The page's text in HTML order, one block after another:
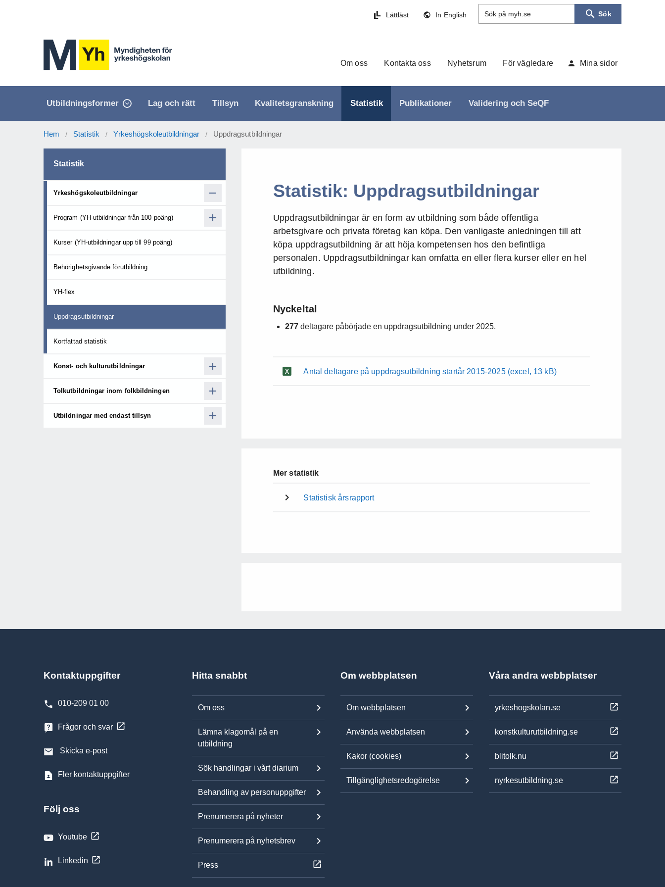
Lättläst In English Sök på myh.se Sök
Om oss Kontakta oss Nyhetsrum För vägledare Mina sidor
Utbildningsformer Lag och rätt Tillsyn Kvalitetsgranskning Statistik Publikationer Validering och SeQF
Hem / Statistik / Yrkeshögskoleutbildningar / Uppdragsutbildningar
Statistik: Uppdragsutbildningar
Uppdragsutbildningar är en form av utbildning som både offentliga
arbetsgivare och privata företag kan köpa. Den vanligaste anledningen till att
köpa uppdragsutbildning är att höja kompetensen hos den befintliga
personalen. Uppdragsutbildningar kan omfatta en eller flera kurser eller en hel
utbildning.
Nyckeltal
277 deltagare påbörjade en uppdragsutbildning under 2025.
Antal deltagare på uppdragsutbildning startår 2015-2025 (excel, 13 kB)
Mer statistik
Statistisk årsrapport
Statistik
Yrkeshögskoleutbildningar
Program (YH-utbildningar från 100 poäng)
Kurser (YH-utbildningar upp till 99 poäng)
Behörighetsgivande förutbildning
YH-flex
Uppdragsutbildningar
Kortfattad statistik
Konst- och kulturutbildningar
Tolkutbildningar inom folkbildningen
Utbildningar med endast tillsyn
Kontaktuppgifter
010-209 01 00
Frågor och svar
Skicka e-post
Fler kontaktuppgifter
Följ oss
Youtube
Linkedin
Hitta snabbt
Om oss
Lämna klagomål på en
utbildning
Sök handlingar i vårt diarium
Behandling av personuppgifter
Prenumerera på nyheter
Prenumerera på nyhetsbrev
Press
Om webbplatsen
Om webbplatsen
Använda webbplatsen
Kakor (cookies)
Tillgänglighetsredogörelse
Våra andra webbplatser
yrkeshogskolan.se
konstkulturutbildning.se
blitolk.nu
nyrkesutbildning.se